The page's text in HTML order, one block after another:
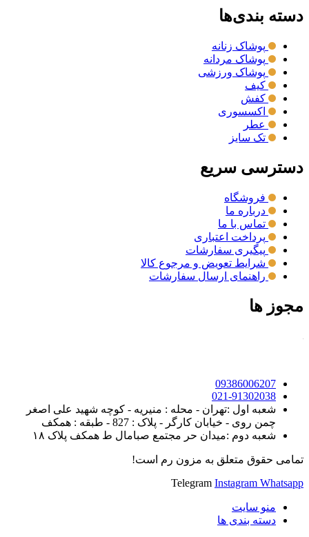
دسته بندی‌ها
پوشاک زنانه
پوشاک مردانه
پوشاک ورزشی
کیف
کفش
اکسسوری
عطر
تک سایز
دسترسی سریع
فروشگاه
درباره ما
تماس با ما
پرداخت اعتباری
پیگیری سفارشات
شرایط تعویض و مرجوع کالا
راهنمای ارسال سفارشات
مجوز ها
09386006207
021-91302038
شعبه اول :تهران - محله : منیریه - کوچه شهید علی اصغر
چمن روی - خیابان کارگر - پلاک : 827 - طبقه : همکف
شعبه دوم :میدان حر مجتمع صبامال ط همکف پلاک ۱۸
تمامی حقوق متعلق به مزون رم است!
Telegram Instagram Whatsapp
منو سایت
دسته بندی ها